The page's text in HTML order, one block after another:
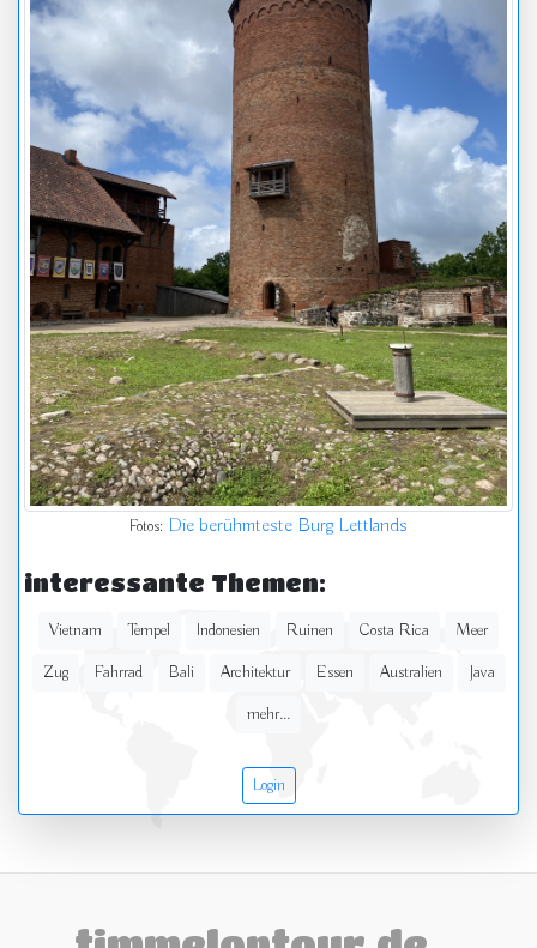
Fotos: Die berühmteste Burg Lettlands
interessante Themen:
Vietnam Tempel Indonesien Ruinen Costa Rica
Meer
Zug
Fahrrad Bali Architektur Essen Australien
Java
mehr...
Login